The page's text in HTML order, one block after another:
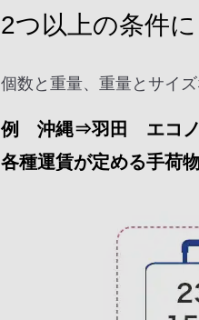
2つ以上の条件
個数と重量、重量とサイ
例 沖縄⇒羽田 エコノ
各種運賃が定める手荷